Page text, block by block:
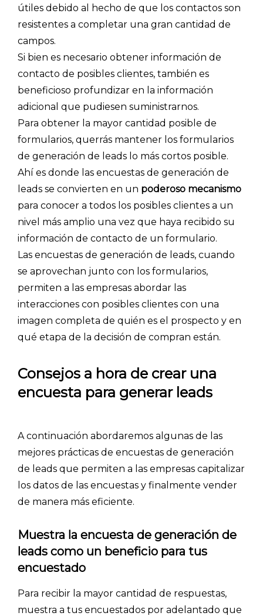
INICIO
PLANTILLAS
PRECIOS
útiles debido al hecho de que los contactos son
resistentes a completar una gran cantidad de
campos.
Si bien es necesario obtener información de
contacto de posibles clientes, también es
beneficioso profundizar en la información
adicional que pudiesen suministrarnos.
Para obtener la mayor cantidad posible de
formularios, querrás mantener los formularios
de generación de leads lo más cortos posible.
Ahí es donde las encuestas de generación de
leads se convierten en un poderoso mecanismo
para conocer a todos los posibles clientes a un
nivel más amplio una vez que haya recibido su
información de contacto de un formulario.
Las encuestas de generación de leads, cuando
se aprovechan junto con los formularios,
permiten a las empresas abordar las
interacciones con posibles clientes con una
imagen completa de quién es el prospecto y en
qué etapa de la decisión de compran están.
Consejos a hora de crear una
encuesta para generar leads
A continuación abordaremos algunas de las
mejores prácticas de encuestas de generación
de leads que permiten a las empresas capitalizar
los datos de las encuestas y finalmente vender
de manera más eficiente.
Muestra la encuesta de generación de
leads como un beneficio para tus
encuestado
Para recibir la mayor cantidad de respuestas,
muestra a tus encuestados por adelantado que